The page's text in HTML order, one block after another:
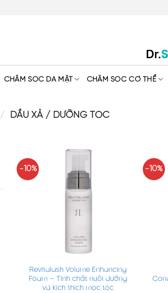
CHĂM SÓC DA MẶT CHĂM SÓC CƠ THỂ
/ DẦU XẢ / DƯỠNG TÓC
-10%
Revitalash Volume Enhancing
Foam – Tinh chất nuôi dưỡng
và kích thích mọc tóc
-10%